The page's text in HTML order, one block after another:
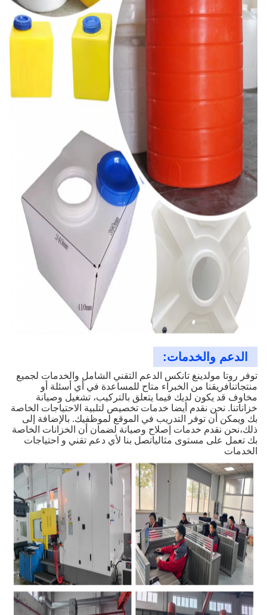
الدعم والخدمات:
توفر روتا مولدينغ تانكس الدعم التقني الشامل والخدمات لجميع
منتجاتنافريقنا من الخبراء متاح للمساعدة في أي أسئلة أو
مخاوف قد يكون لديك فيما يتعلق بالتركيب، تشغيل وصيانة
خزاناتنا. نحن نقدم أيضا خدمات تخصيص لتلبية الاحتياجات الخاصة
بك ويمكن أن توفر التدريب في الموقع لموظفيك. بالإضافة إلى
ذلك،نحن نقدم خدمات إصلاح وصيانة لضمان أن الخزانات الخاصة
بك تعمل على مستوى مثالياتصل بنا لأي دعم تقني و احتياجات
الخدمات